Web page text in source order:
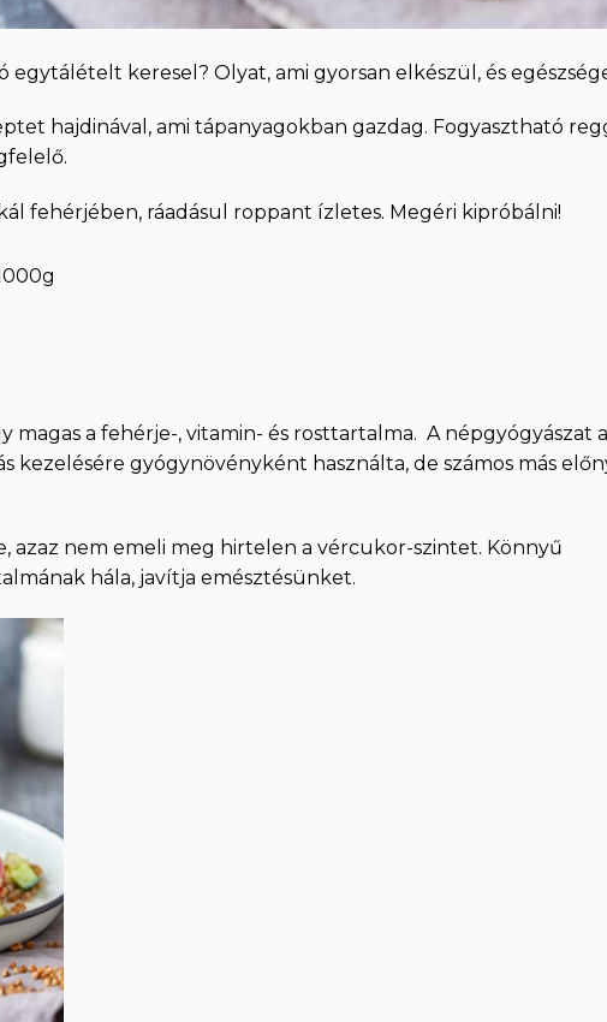
keresel? Olyat, ami gyorsan elkészül, és
hajdinával, ami tápanyagokban gazdag. Fogyasztható
fehérjében, ráadásul roppant ízletes. Megéri kipróbálni!
magas a fehérje-, vitamin- és rosttartalma. A népgyógyászat a
kezelésére gyógynövényként használta, de számos más
azaz nem emeli meg hirtelen a vércukor-szintet. Könnyű
hála, javítja emésztésünket.